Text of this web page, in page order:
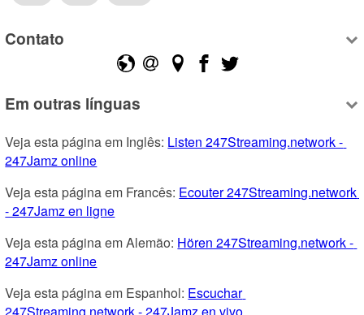
Contato
Em outras línguas
Veja esta página em Inglês: Listen 247Streaming.network -
247Jamz online
Veja esta página em Francês: Ecouter 247Streaming.network
- 247Jamz en ligne
Veja esta página em Alemão: Hören 247Streaming.network -
247Jamz online
Veja esta página em Espanhol: Escuchar
247Streaming.network - 247Jamz en vivo